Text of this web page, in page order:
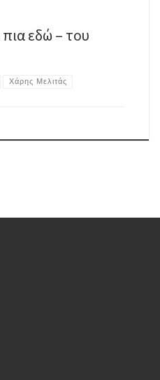
πια εδώ – του
Χάρης Μελιτάς